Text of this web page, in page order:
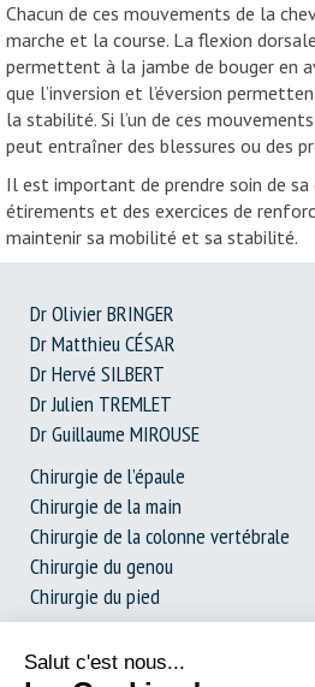
Chacun de ces mouvements de la
marche et la course. La flexion
permettent à la jambe de bouger en
que l’inversion et l’éversion
la stabilité. Si l’un de ces
peut entraîner des blessures ou des
Il est important de prendre soin de
étirements et des exercices de
maintenir sa mobilité et sa stabilité.
Dr Olivier BRINGER
Dr Matthieu CÉSAR
Dr Hervé SILBERT
Dr Julien TREMLET
Dr Guillaume MIROUSE
Chirurgie de l’épaule
Chirurgie de la main
Chirurgie de la colonne vertébrale
Chirurgie du genou
Chirurgie du pied
Dossier complet : La chirurgie